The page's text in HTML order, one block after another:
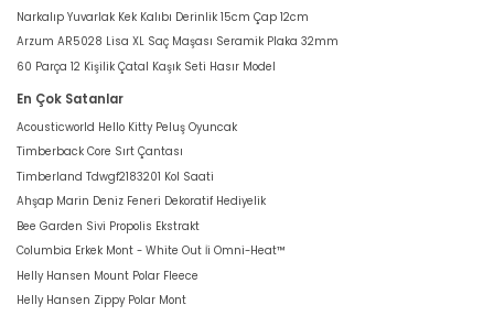
Narkalıp Yuvarlak Kek Kalıbı Derinlik 15cm Çap 12cm
Arzum AR5028 Lisa XL Saç Maşası Seramik Plaka 32mm
60 Parça 12 Kişilik Çatal Kaşık Seti Hasır Model
En Çok Satanlar
Acousticworld Hello Kitty Peluş Oyuncak
Timberback Core Sırt Çantası
Timberland Tdwgf2183201 Kol Saati
Ahşap Marin Deniz Feneri Dekoratif Hediyelik
Bee Garden Sivi Propolis Ekstrakt
Columbia Erkek Mont - White Out İi Omni-Heat™
Helly Hansen Mount Polar Fleece
Helly Hansen Zippy Polar Mont